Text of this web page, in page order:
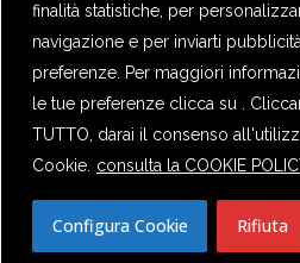
finalità statistiche, per
navigazione e per inviarti
preferenze. Per maggiori
le tue preferenze clicca su .
TUTTO, darai il consenso
Cookie. consulta la COOKIE
Configura Cookie Rifiuta
CFE – TAX ADVISERS EUROPE
© Copyright 2020-22 Surgo &
riservati. Powered with